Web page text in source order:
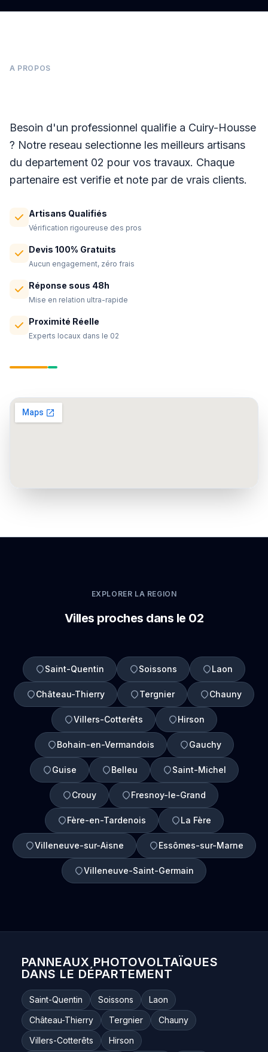
A PROPOS
Besoin d'un professionnel qualifie a Cuiry-Housse
? Notre reseau selectionne les meilleurs artisans
du departement 02 pour vos travaux. Chaque
partenaire est verifie et note par de vrais clients.
Artisans Qualifiés
Vérification rigoureuse des pros
Devis 100% Gratuits
Aucun engagement, zéro frais
Réponse sous 48h
Mise en relation ultra-rapide
Proximité Réelle
Experts locaux dans le 02
EXPLORER LA REGION
Villes proches dans le 02
Saint-Quentin Soissons Laon
Château-Thierry Tergnier Chauny
Villers-Cotterêts Hirson
Bohain-en-Vermandois Gauchy
Guise Belleu Saint-Michel
Crouy Fresnoy-le-Grand
Fère-en-Tardenois La Fère
Villeneuve-sur-Aisne Essômes-sur-Marne
Villeneuve-Saint-Germain
PANNEAUX PHOTOVOLTAÏQUES
DANS LE DÉPARTEMENT
Saint-Quentin Soissons
Laon
Château-Thierry
Tergnier
Chauny
Villers-Cotterêts
Hirson